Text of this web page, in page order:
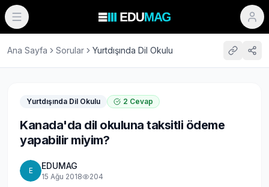
Ana Sayfa Sorular Yurtdışında Dil Okulu
Yurtdışında Dil Okulu 2 Cevap
Kanada'da dil okuluna taksitli ödeme
yapabilir miyim?
E EDUMAG
15 Ağu 2018 204